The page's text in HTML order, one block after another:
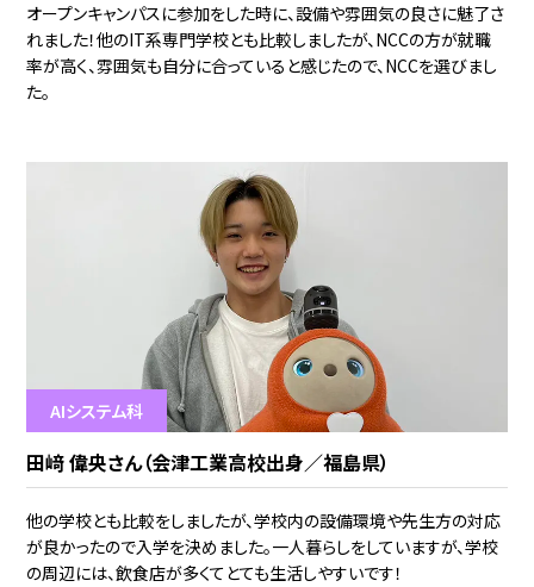
オープンキャンパスに参加をした時に、設備や雰囲気の良さに魅了さ
れました！他のIT系専門学校とも比較しましたが、NCCの方が就職
率が高く、雰囲気も自分に合っていると感じたので、NCCを選びまし
た。
AIシステム科
田﨑 偉央さん（会津工業高校出身／福島県）
他の学校とも比較をしましたが、学校内の設備環境や先生方の対応
が良かったので入学を決めました。一人暮らしをしていますが、学校
の周辺には、飲食店が多くてとても生活しやすいです！